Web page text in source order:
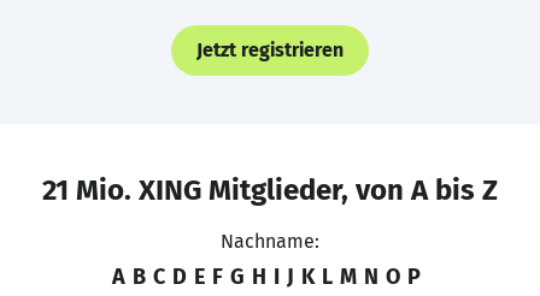
Jetzt registrieren
21 Mio. XING Mitglieder, von A bis Z
Nachname:
A B C D E F G H I J K L M N O P